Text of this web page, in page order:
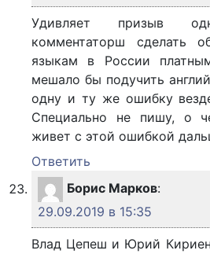
Удивляет призыв
комментаторш сделать
языкам в России
мешало бы подучить
одну и ту же ошибку
Специально не пишу, о
живет с этой ошибкой
Ответить
Борис Марков:
29.09.2019 в 15:35
Влад Цепеш и Юрий